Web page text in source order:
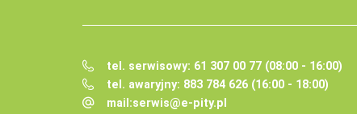
tel. serwisowy: 61 307 00 77 (08:00 - 16:00)
tel. awaryjny: 883 784 626 (16:00 - 18:00)
mail:serwis@e-pity.pl